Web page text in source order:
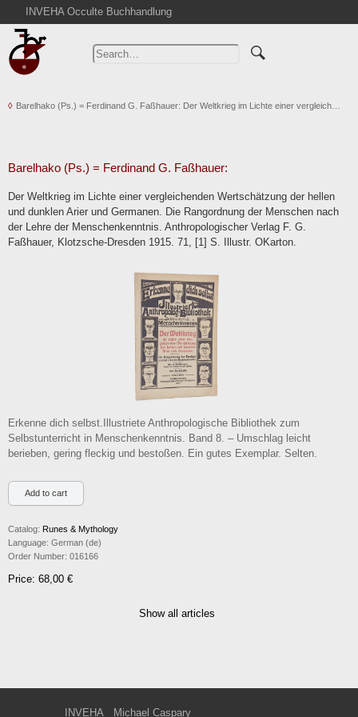
INVEHA Occulte Buchhandlung
Home
Advanced Search
Cart
Contact
Terms
Barelhako (Ps.) = Ferdinand G. Faßhauer: Der Weltkrieg im Lichte einer vergleich…
Barelhako (Ps.) = Ferdinand G. Faßhauer:
Der Weltkrieg im Lichte einer vergleichenden Wertschätzung der hellen
und dunklen Arier und Germanen. Die Rangordnung der Menschen nach
der Lehre der Menschenkenntnis. Anthropologischer Verlag F. G.
Faßhauer, Klotzsche-Dresden 1915. 71, [1] S. Illustr. OKarton.
Erkenne dich selbst.Illustriete Anthropologische Bibliothek zum
Selbstunterricht in Menschenkenntnis. Band 8. – Umschlag leicht
berieben, gering fleckig und bestoßen. Ein gutes Exemplar. Selten.
Catalog: Runes & Mythology
Language: German (de)
Order Number: 016166
Price: 68,00 €
Show all articles
INVEHA Michael Caspary